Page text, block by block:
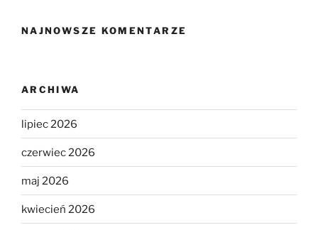
NAJNOWSZE KOMENTARZE
ARCHIWA
lipiec 2026
czerwiec 2026
maj 2026
kwiecień 2026